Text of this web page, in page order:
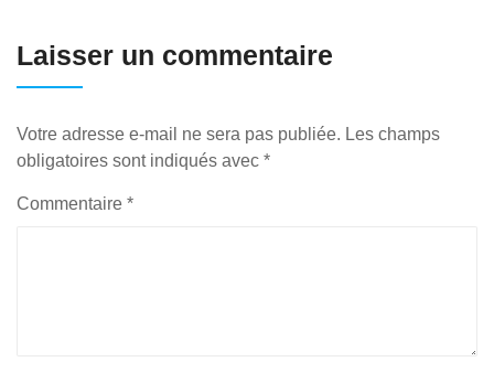
Laisser un commentaire
Votre adresse e-mail ne sera pas publiée. Les champs
obligatoires sont indiqués avec *
Commentaire *